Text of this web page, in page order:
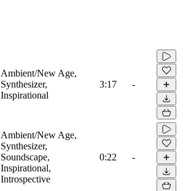
Ambient/New Age,
Synthesizer,
Inspirational
3:17 -
Ambient/New Age,
Synthesizer,
Soundscape,
Inspirational,
Introspective
0:22 -